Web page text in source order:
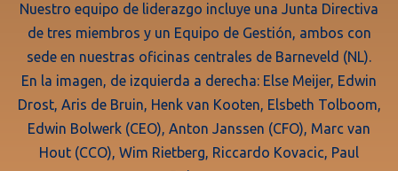
Nuestro equipo de liderazgo incluye una Junta Directiva
de tres miembros y un Equipo de Gestión, ambos con
sede en nuestras oficinas centrales de Barneveld (NL).
En la imagen, de izquierda a derecha: Else Meijer, Edwin
Drost, Aris de Bruin, Henk van Kooten, Elsbeth Tolboom,
Edwin Bolwerk (CEO), Anton Janssen (CFO), Marc van
Hout (CCO), Wim Rietberg, Riccardo Kovacic, Paul